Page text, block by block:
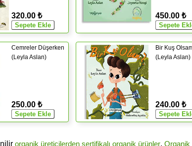
320.00 ₺ 450.00 ₺
Cemreler Düşerken
(Leyla Aslan)
250.00 ₺
Bir Kuş
(Leyla Aslan)
240.00 ₺
organik üreticilerden sertifikalı organik ürünler. Organik